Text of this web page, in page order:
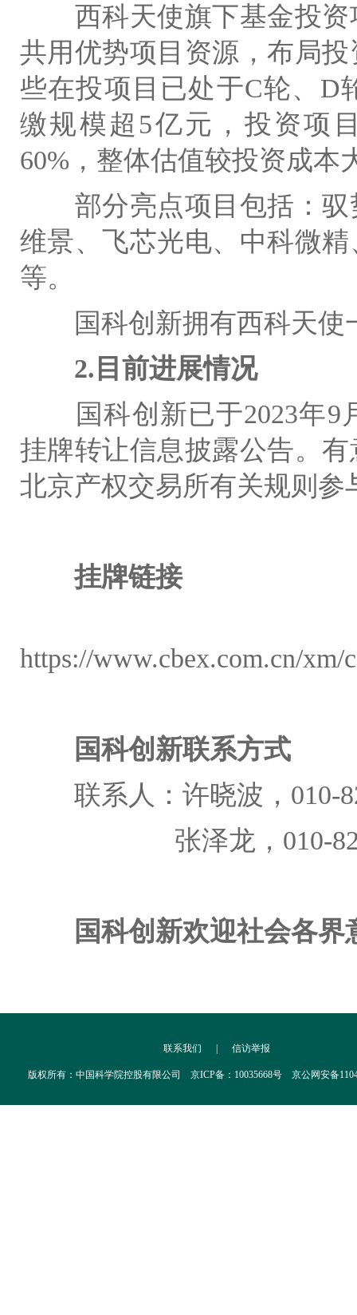
西科天使旗下基金投
共用优势项目资源，布局
些在投项目已处于C轮、 D
缴规模超 5亿元，投资项
60% ，整体估值较投资成本
部分亮点项目包括：
维景、飞芯光电、中科微
等。
国科创新拥有西科天
2. 目前进展情况
国科创新已于2023年9
挂牌转让信息披露公告。
北京产权交易所有关规则参
挂牌链接
https://www.cbex.com.cn/xm/
国科创新联系方式
联系人：许晓波， 010-
张泽龙， 010-
国科创新欢迎社会各
联系我们 | 信访举报
版权所有：中国科学院控股有限公司 京ICP备：10035668号 京公网安备